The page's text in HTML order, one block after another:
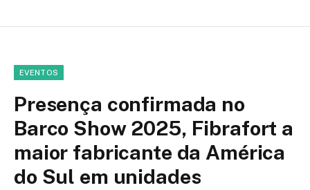
EVENTOS
Presença confirmada no
Barco Show 2025, Fibrafort a
maior fabricante da América
do Sul em unidades